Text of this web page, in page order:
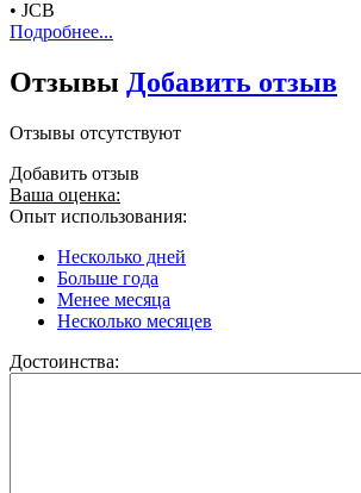
• JCB
Подробнее...
Отзывы Добавить отзыв
Отзывы отсутствуют
Добавить отзыв
Ваша оценка:
Опыт использования:
Несколько дней
Больше года
Менее месяца
Несколько месяцев
Достоинства: